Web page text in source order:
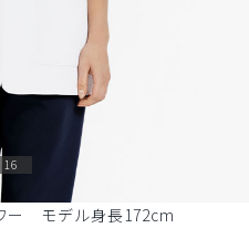
ー モデル身長172cm
16